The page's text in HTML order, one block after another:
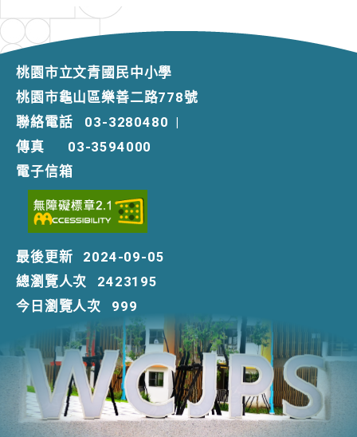
桃園市立文青國民中小學
桃園市龜山區樂善二路778號
聯絡電話
03-3280480 |
傳真
03-3594000
電子信箱
最後更新
2024-09-05
總瀏覽人次
2423195
今日瀏覽人次
999